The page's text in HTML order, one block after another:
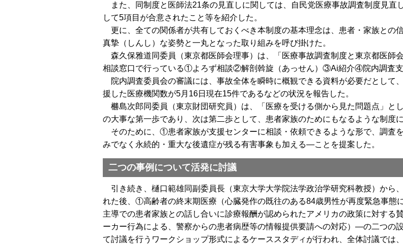
また、同制度と医師法21条の見直しに関しては、自民党医療事故調査制度見直
して5項目が合意されたこと等を紹介した。
更に、全ての関係者が共有しておくべき本制度の基本理念は、患者・家族との
真摯（しんし）な姿勢と一丸となった取り組みを呼び掛けた。
森久保雅道同委員（東京都医師会理事）は、「医療事故調査制度と東京都医師
相談窓口で行っている①よろず相談②解剖斡旋（あっせん）③Ai紹介④院内調査
院内調査委員会の審議には、事故全体を瞬時に概観できる資料が必要だとして
援した医療機関数が5月16日現在15件であるなどの状況を報告した。
橳島次郎同委員（東京財団研究員）は、「医療を受ける側から見た問題点」と
の大事な第一歩であり、次は第二歩として、患者家族のためにもなるような制度
そのために、①患者家族が支援センターに相談・依頼できるような形で、調査
みでなく永続的・重大な後遺症が残る有害事象も加える―ことを提案した。
二つの事例について活発に討議
引き続き、樋口範雄同副委員長（東京大学大学院法学政治学研究科教授）から
れた後、①高齢者の終末期医療（心臓発作の既往のある84歳男性が再度緊急事態
主導での患者家族との話し合いに診療報酬が認められたアメリカの政策に対する
ーカー行為による、警察からの患者病歴等の情報提供要請への対応）―の二つの
て討議を行うワークショップ形式によるケーススタディが行われ、全体討議では